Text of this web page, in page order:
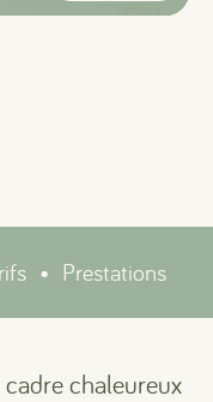
• Prestations
chaleureux